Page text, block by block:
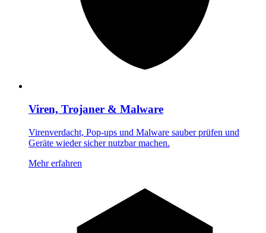
Viren, Trojaner & Malware
Virenverdacht, Pop-ups und Malware sauber prüfen und
Geräte wieder sicher nutzbar machen.
Mehr erfahren